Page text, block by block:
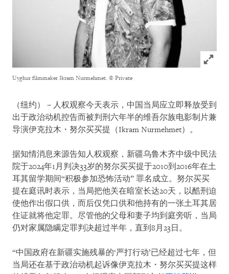
Click
Uyghur filmmaker Ikram Nurmehmet. © Private
（纽约）－人权观察今天表示，中国当局应立即释放受到
出于政治动机控告而被判刑六年半的维吾尔族电影制片兼
导演伊克拉木・努尔买买提（Ikram Nurmehmet）。
据知情消息来源告知人权观察，新疆乌鲁木齐中级中民法
院于2024年1月判决33岁的努尔买买提于2010到2016年在土
耳其留学期间“积极参加恐怖活动” 罪名成立。努尔买买
提在庭讯时表示，当局把他关在暗室长达20天，以酷刑迫
使他作出假口供，而后仅凭口供和他持有的一张土耳其居
住证就将他定罪。尽管他的父母和妻子均到庭旁听，当局
仍对家属隐瞒定罪判决超过半年，直到8月23日。
“中国政府在新疆实施残暴的‘严打行动’已经超过七年，但
当局还在基于政治动机起诉像伊克拉木・努尔买买提这样